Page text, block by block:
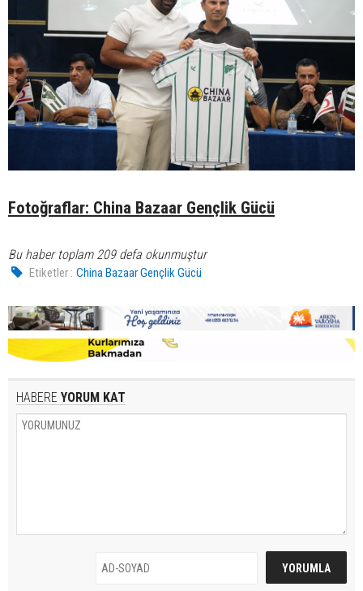
Fotoğraflar: China Bazaar Gençlik Gücü
Bu haber toplam 209 defa okunmuştur
Etiketler : China Bazaar Gençlik Gücü
HABERE YORUM KAT